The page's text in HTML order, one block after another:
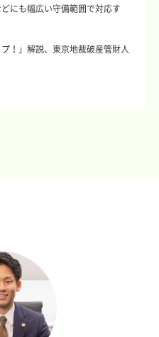
にも幅広い守備範囲で対応す
！」解説、東京地裁破産管財人